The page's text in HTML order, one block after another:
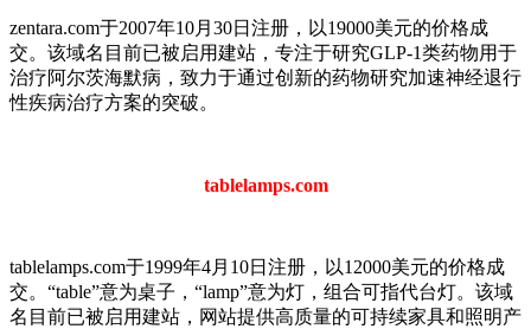
zentara.com于2007年10月30日注册，以19000美元的价格成
交。该域名目前已被启用建站，专注于研究GLP-1类药物用于
治疗阿尔茨海默病，致力于通过创新的药物研究加速神经退行
性疾病治疗方案的突破。
tablelamps.com
tablelamps.com于1999年4月10日注册，以12000美元的价格成
交。“table”意为桌子，“lamp”意为灯，组合可指代台灯。该域
名目前已被启用建站，网站提供高质量的可持续家具和照明产